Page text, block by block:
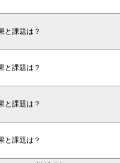
と課題は？
と課題は？
と課題は？
と課題は？